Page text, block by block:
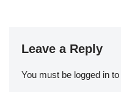
Leave a Reply
You must be logged in to